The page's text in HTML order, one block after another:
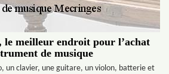
meilleur endroit pour l’achat
de musique
un clavier, une guitare, un violon, batterie et